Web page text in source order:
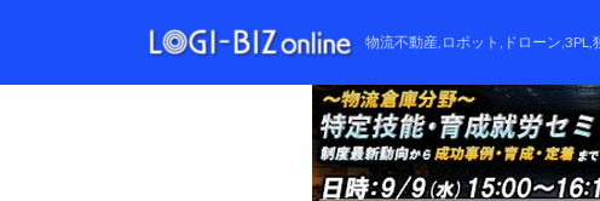
物流不動産,ロボット,ドローン